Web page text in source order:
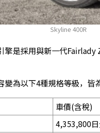
Skyline 400R
是採用與新一代Fairlady
為以下4種規格等級，皆
車價(含稅)
4,353,800